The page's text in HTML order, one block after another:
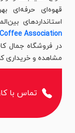
قهوه‌ای حرفه‌ای
استانداردهای
Association
در فروشگاه جمال
مشاهده و خریداری
تماس با